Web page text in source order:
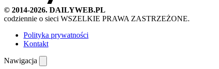
© 2014-2026. DAILYWEB.PL
codziennie o sieci WSZELKIE PRAWA ZASTRZEŻONE.
Polityka prywatności
Kontakt
Nawigacja